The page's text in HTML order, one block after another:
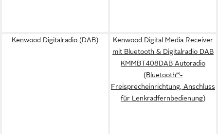
Kenwood Digitalradio (DAB)
Kenwood Digital Media Receiver
mit Bluetooth & Digitalradio DAB
KMMBT408DAB Autoradio
(Bluetooth®-
Freisprecheinrichtung, Anschluss
für Lenkradfernbedienung)